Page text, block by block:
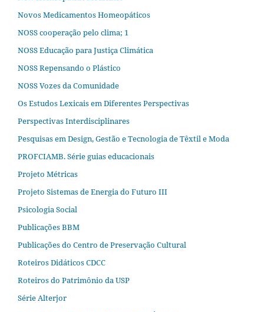
Novos Medicamentos Homeopáticos
NOSS cooperação pelo clima; 1
NOSS Educação para Justiça Climática
NOSS Repensando o Plástico
NOSS Vozes da Comunidade
Os Estudos Lexicais em Diferentes Perspectivas
Perspectivas Interdisciplinares
Pesquisas em Design, Gestão e Tecnologia de Têxtil e Moda
PROFCIAMB. Série guias educacionais
Projeto Métricas
Projeto Sistemas de Energia do Futuro III
Psicologia Social
Publicações BBM
Publicações do Centro de Preservação Cultural
Roteiros Didáticos CDCC
Roteiros do Patrimônio da USP
Série Alterjor